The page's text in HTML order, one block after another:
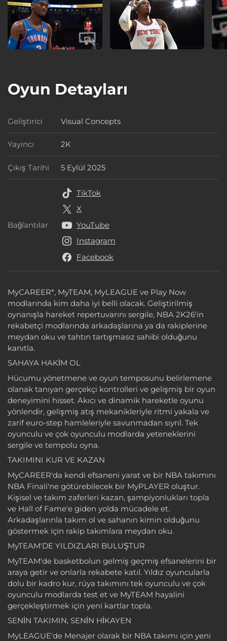
Oyun Detayları
MyCAREER*, MyTEAM, MyLEAGUE ve Play Now
modlarında kim daha iyi belli olacak. Geliştirilmiş
oynanışla hareket repertuvarını sergile, NBA 2K26'in
rekabetçi modlarında arkadaşlarına ya da rakiplerine
meydan oku ve tahtın tartışmasız sahibi olduğunu
kanıtla.
SAHAYA HAKİM OL
Hücumu yönetmene ve oyun temposunu belirlemene
olanak tanıyan gerçekçi kontrolleri ve gelişmiş bir oyun
deneyimini hisset. Akıcı ve dinamik hareketle oyunu
yönlendir, gelişmiş atış mekanikleriyle ritmi yakala ve
zarif euro-step hamleleriyle savunmadan sıyrıl. Tek
oyunculu ve çok oyunculu modlarda yeteneklerini
sergile ve tempolu oyna.
TAKIMINI KUR VE KAZAN
MyCAREER'da kendi efsaneni yarat ve bir NBA takımını
NBA Finali'ne götürebilecek bir MyPLAYER oluştur.
Kişisel ve takım zaferleri kazan, şampiyonlukları topla
ve Hall of Fame'e giden yolda mücadele et.
Arkadaşlarınla takım ol ve sahanın kimin olduğunu
göstermek için rakip takımlara meydan oku.
MyTEAM'DE YILDIZLARI BULUŞTUR
MyTEAM'de basketbolun gelmiş geçmiş efsanelerini bir
araya getir ve onlarla rekabete katıl. Yıldız oyuncularla
dolu bir kadro kur, rüya takımını tek oyunculu ve çok
oyunculu modlarda test et ve MyTEAM hayalini
gerçekleştirmek için yeni kartlar topla.
SENİN TAKIMIN, SENİN HİKAYEN
MyLEAGUE'de Menajer olarak bir NBA takımı için yeni
Geliştirici Geliştirici
Visual Concepts
Yayıncı Yayıncı
2K
Çıkış Tarihi Çıkış Tarihi
5 Eylül 2025
Bağlantılar Bağlantılar
TikTok
X
YouTube
Instagram
Facebook